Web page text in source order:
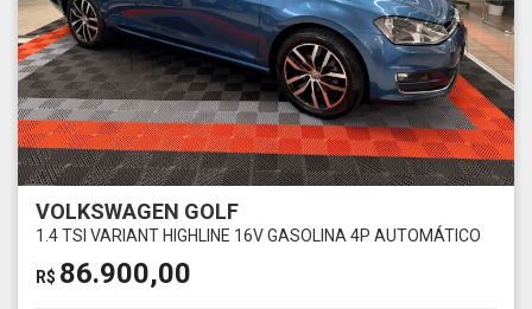
VOLKSWAGEN GOLF
1.4 TSI VARIANT HIGHLINE 16V GASOLINA 4P AUTOMÁTICO
R$ 86.900,00